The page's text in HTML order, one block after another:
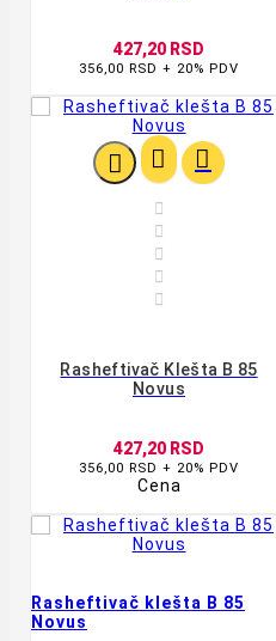
427,20 RSD
356,00 RSD + 20% PDV
  





Rasheftivač Klešta B 85
Novus
427,20 RSD
356,00 RSD + 20% PDV
Cena
Rasheftivač klešta B 85
Novus